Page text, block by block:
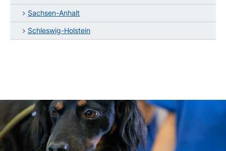
Sachsen-Anhalt
Schleswig-Holstein